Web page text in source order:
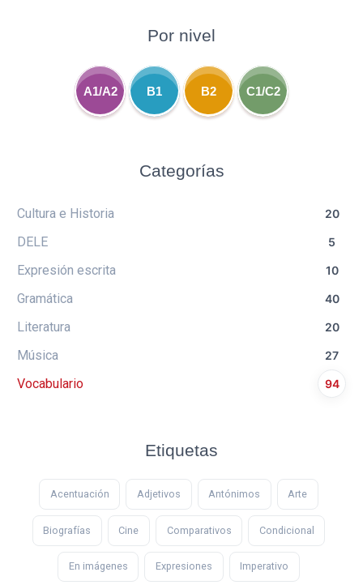
Por nivel
A1/A2 B1 B2 C1/C2
Categorías
Cultura e Historia 20
DELE 5
Expresión escrita 10
Gramática 40
Literatura 20
Música 27
Vocabulario 94
Etiquetas
Acentuación Adjetivos Antónimos Arte
Biografías Cine Comparativos Condicional
En imágenes Expresiones Imperativo